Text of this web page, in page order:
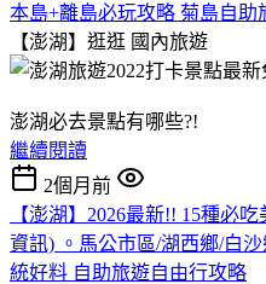
本島+離島必玩攻略 菊島自助
【澎湖】逛逛 國內旅遊
澎湖必去景點有哪些?!
繼續閱讀
2個月前
【澎湖】2026最新!! 15種必
資訊) 。馬公市區/湖西鄉/白
統好料 自助旅遊自由行攻略